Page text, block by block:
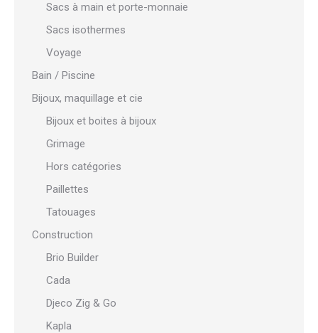
Sacs à main et porte-monnaie
Sacs isothermes
Voyage
Bain / Piscine
Bijoux, maquillage et cie
Bijoux et boites à bijoux
Grimage
Hors catégories
Paillettes
Tatouages
Construction
Brio Builder
Cada
Djeco Zig & Go
Kapla